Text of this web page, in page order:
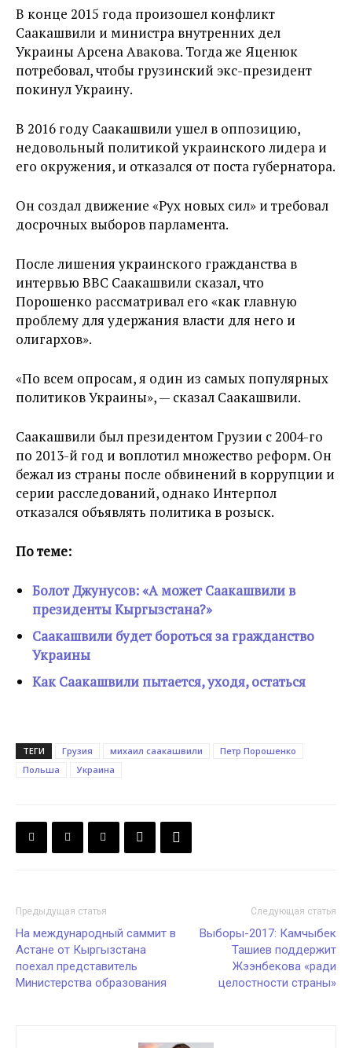
В конце 2015 года произошел конфликт
Саакашвили и министра внутренних дел
Украины Арсена Авакова. Тогда же Яценюк
потребовал, чтобы грузинский экс-президент
покинул Украину.
В 2016 году Саакашвили ушел в оппозицию,
недовольный политикой украинского лидера и
его окружения, и отказался от поста губернатора.
Он создал движение «Рух новых сил» и требовал
досрочных выборов парламента.
После лишения украинского гражданства в
интервью BBC Саакашвили сказал, что
Порошенко рассматривал его «как главную
проблему для удержания власти для него и
олигархов».
«По всем опросам, я один из самых популярных
политиков Украины», — сказал Саакашвили.
Саакашвили был президентом Грузии с 2004-го
по 2013-й год и воплотил множество реформ. Он
бежал из страны после обвинений в коррупции и
серии расследований, однако Интерпол
отказался объявлять политика в розыск.
По теме:
Болот Джунусов: «А может Саакашвили в
президенты Кыргызстана?»
Саакашвили будет бороться за гражданство
Украины
Как Саакашвили пытается, уходя, остаться
ТЕГИ Грузия михаил саакашвили
Петр Порошенко
Польша
Украина
Предыдущая статья
На международный саммит в
Астане от Кыргызстана
поехал представитель
Министерства образования
Следующая статья
Выборы-2017: Камчыбек
Ташиев поддержит
Жээнбекова «ради
целостности страны»